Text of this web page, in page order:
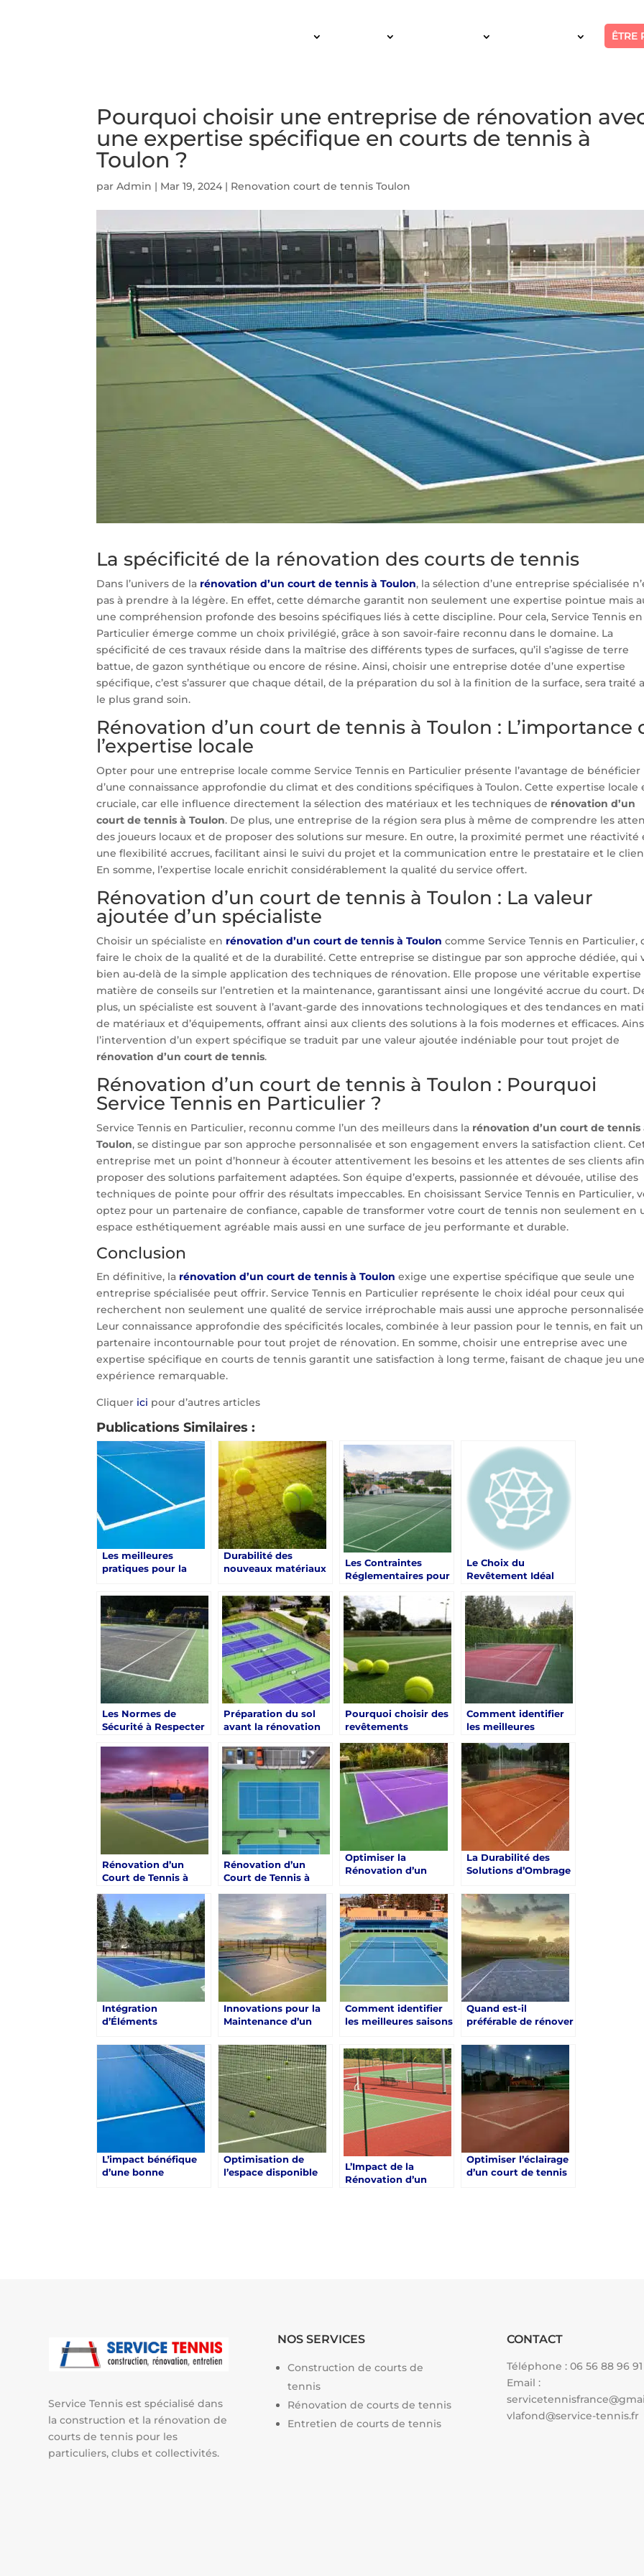
ÊTRE
Pourquoi choisir une entreprise de rénovation
une expertise spécifique en courts de tennis à
Toulon ?
parAdmin | Mar 19, 2024 | Renovation court de tennis Toulon
La spécificité de la rénovation des courts de tennis
Dans l’univers de la rénovation d’un court de tennis à Toulon, la sélection d’une entreprise spécialisée
pas à prendre à la légère. En effet, cette démarche garantit non seulement une expertise pointue mais
une compréhension profonde des besoins spécifiques liés à cette discipline. Pour cela, Service Tennis en
Particulier émerge comme un choix privilégié, grâce à son savoir-faire reconnu dans le domaine. La
spécificité de ces travaux réside dans la maîtrise des différents types de surfaces, qu’il s’agisse de terre
battue, de gazon synthétique ou encore de résine. Ainsi, choisir une entreprise dotée d’une expertise
spécifique, c’est s’assurer que chaque détail, de la préparation du sol à la finition de la surface, sera traité
le plus grand soin.
Rénovation d’un court de tennis à Toulon : L’importance
l’expertise locale
Opter pour une entreprise locale comme Service Tennis en Particulier présente l’avantage de bénéficier
d’une connaissance approfondie du climat et des conditions spécifiques à Toulon. Cette expertise locale
cruciale, car elle influence directement la sélection des matériaux et les techniques de rénovation d’un
court de tennis à Toulon. De plus, une entreprise de la région sera plus à même de comprendre les
des joueurs locaux et de proposer des solutions sur mesure. En outre, la proximité permet une réactivité
une flexibilité accrues, facilitant ainsi le suivi du projet et la communication entre le prestataire et le
En somme, l’expertise locale enrichit considérablement la qualité du service offert.
Rénovation d’un court de tennis à Toulon : La valeur
ajoutée d’un spécialiste
Choisir un spécialiste en rénovation d’un court de tennis à Toulon comme Service Tennis en Particulier,
faire le choix de la qualité et de la durabilité. Cette entreprise se distingue par son approche dédiée, qui
bien au-delà de la simple application des techniques de rénovation. Elle propose une véritable expertise
matière de conseils sur l’entretien et la maintenance, garantissant ainsi une longévité accrue du court.
plus, un spécialiste est souvent à l’avant-garde des innovations technologiques et des tendances en
de matériaux et d’équipements, offrant ainsi aux clients des solutions à la fois modernes et efficaces.
l’intervention d’un expert spécifique se traduit par une valeur ajoutée indéniable pour tout projet de
rénovation d’un court de tennis.
Rénovation d’un court de tennis à Toulon : Pourquoi
Service Tennis en Particulier ?
Service Tennis en Particulier, reconnu comme l’un des meilleurs dans la rénovation d’un court de tennis
Toulon, se distingue par son approche personnalisée et son engagement envers la satisfaction client.
entreprise met un point d’honneur à écouter attentivement les besoins et les attentes de ses clients
proposer des solutions parfaitement adaptées. Son équipe d’experts, passionnée et dévouée, utilise des
techniques de pointe pour offrir des résultats impeccables. En choisissant Service Tennis en Particulier,
optez pour un partenaire de confiance, capable de transformer votre court de tennis non seulement en
espace esthétiquement agréable mais aussi en une surface de jeu performante et durable.
Conclusion
En définitive, la rénovation d’un court de tennis à Toulon exige une expertise spécifique que seule une
entreprise spécialisée peut offrir. Service Tennis en Particulier représente le choix idéal pour ceux qui
recherchent non seulement une qualité de service irréprochable mais aussi une approche
Leur connaissance approfondie des spécificités locales, combinée à leur passion pour le tennis, en fait un
partenaire incontournable pour tout projet de rénovation. En somme, choisir une entreprise avec une
expertise spécifique en courts de tennis garantit une satisfaction à long terme, faisant de chaque jeu
expérience remarquable.
Cliquer ici pour d’autres articles
Publications Similaires :
Les meilleures
pratiques pour la
court de tennis à
Toulon : Un guide par
Service Tennis
Durabilité des
nouveaux matériaux
d’un court de tennis
à Toulon
Les Contraintes
Réglementaires pour
Court de Tennis à
Toulon
Le Choix du
Revêtement Idéal
Tennis à Toulon : Un
Guide Expert par
Service Tennis
Les Normes de
Sécurité à Respecter
à Toulon
Préparation du sol
avant la rénovation
à Toulon avec Service
Tennis
Pourquoi choisir des
revêtements
rénovation d’un
court de tennis à
Toulon ?
Comment identifier
les meilleures
pour la rénovation
d’un court de tennis
à Toulon ?
Rénovation d’un
Court de Tennis à
Choisir Service Tennis
?
Rénovation d’un
Court de Tennis à
des Subtilités de
l’Application des
Revêtements de
Surface
Optimiser la
Rénovation d’un
Toulon avec Service
Tennis
La Durabilité des
Solutions d’Ombrage
d’un Court de Tennis
à Toulon
Intégration
d’Éléments
Rénovation d’un
Court de Tennis à
Toulon : Les
Meilleures Pratiques
Innovations pour la
Maintenance d’un
Toulon après sa
Rénovation
Comment identifier
les meilleures saisons
travaux de
rénovation d’un
court de tennis à
Toulon ?
Quand est-il
préférable de rénover
Toulon pour
augmenter son
usage
communautaire
L’impact bénéfique
d’une bonne
Optimisation de
l’espace disponible
L’Impact de la
Rénovation d’un
Optimiser l’éclairage
d’un court de tennis
Service Tennis est spécialisé dans
la construction et la rénovation de
courts de tennis pour les
particuliers, clubs et collectivités.
NOS SERVICES
Construction de courts de
tennis
Rénovation de courts de tennis
Entretien de courts de tennis
CONTACT
Téléphone :06 56 88 96 91
Email :
vlafond@service-tennis.fr